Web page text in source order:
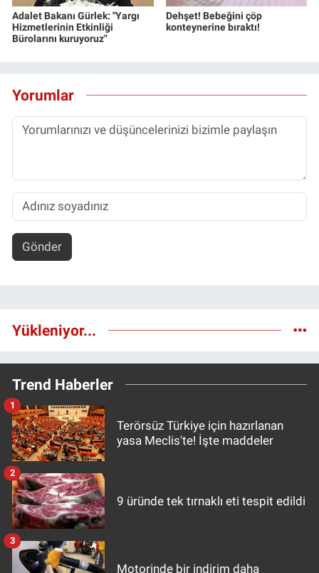
Adalet Bakanı Gürlek: "Yargı
Hizmetlerinin Etkinliği
Bürolarını kuruyoruz"
Dehşet! Bebeğini çöp
konteynerine bıraktı!
Yorumlar
Gönder
Yükleniyor...
Trend Haberler
Terörsüz Türkiye için hazırlanan
yasa Meclis'te! İşte maddeler
1
9 üründe tek tırnaklı eti tespit edildi
2
Motorinde bir indirim daha
3